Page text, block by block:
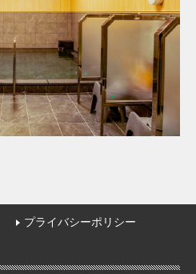
プライバシーポリシー